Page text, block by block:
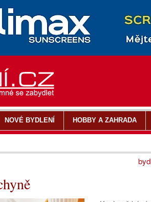
NOVÉ BYDLENÍ HOBBY A ZAHRADA